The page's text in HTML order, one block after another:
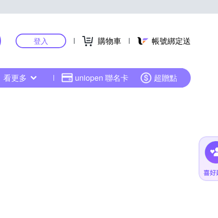
登入 購物車 帳號綁定送
看更多 uniopen 聯名卡 超贈點